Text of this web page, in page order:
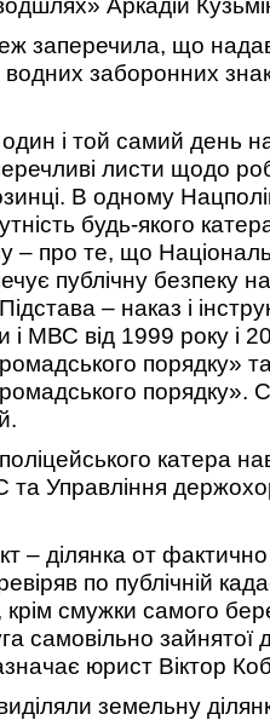
Аркадій
заперечила, що
заборонних
і той самий день
листи щодо
В одному
будь-якого катера
– про те, що
публічну безпеку на
– наказ і
і МВС від 1999 року і
порядку» та
порядку».
катера
Управління
– ділянка от фактично
по публічній
смужки самого
самовільно зайнятої
юрист Віктор
земельну